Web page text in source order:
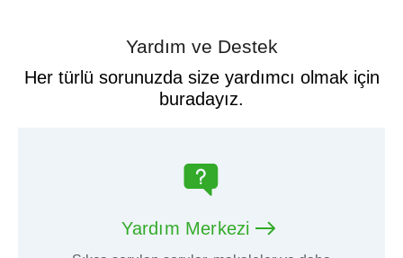
Yardım ve Destek
Her türlü sorunuzda size yardımcı olmak için
buradayız.
Yardım Merkezi